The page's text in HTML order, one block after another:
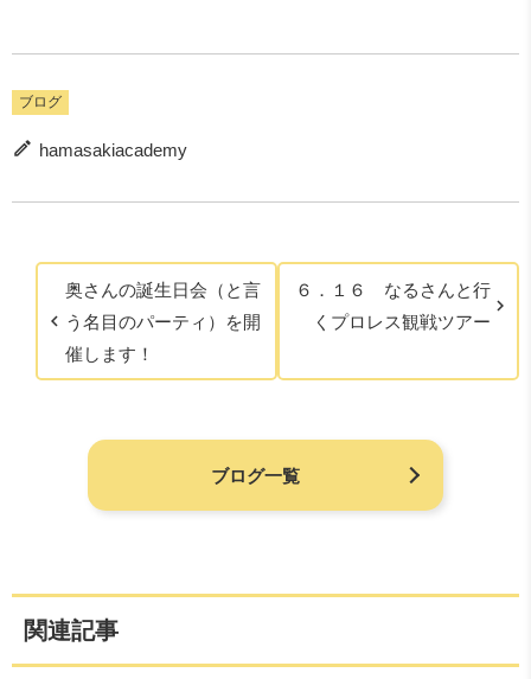
ブログ
hamasakiacademy
奥さんの誕生日会（と言
う名目のパーティ）を開
催します！
６．１６ なるさんと行
くプロレス観戦ツアー
ブログ一覧
関連記事